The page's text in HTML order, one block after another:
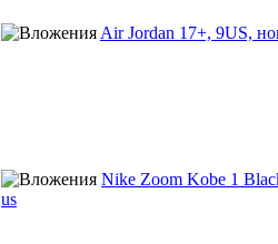
Air Jordan 17+, 9US,
Nike Zoom Kobe 1
us